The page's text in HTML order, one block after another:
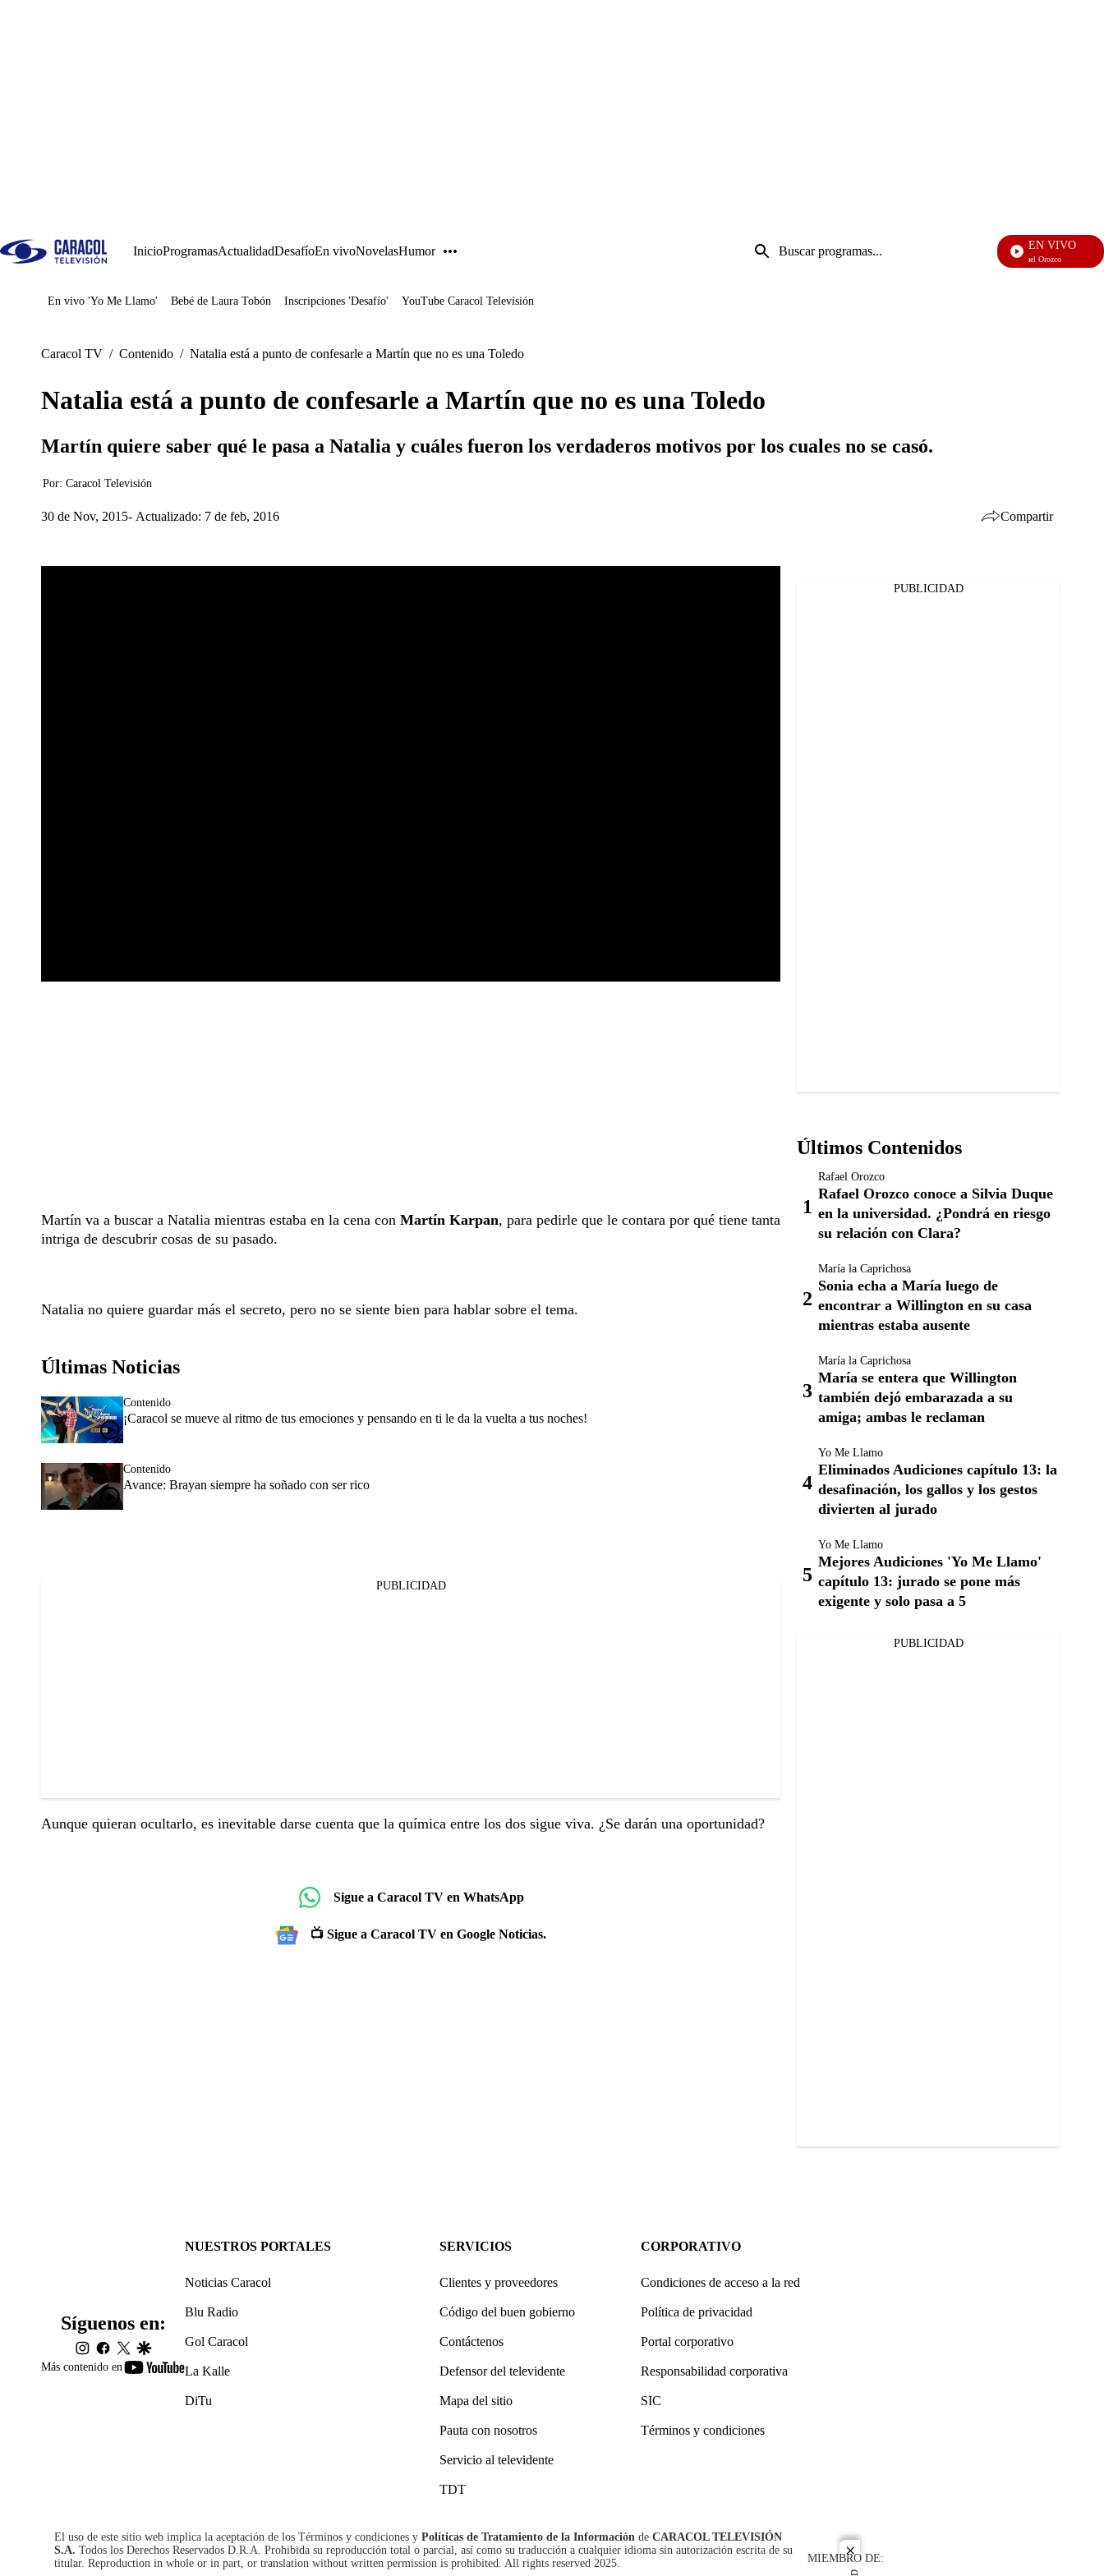
InicioProgramasActualidadDesafíoEn vivoNovelasHumor
Entrada
de
EN VIVO
Rafael Orozco
Juegos
En vivo 'Yo Me Llamo' Bebé de Laura Tobón Inscripciones 'Desafío' YouTube Caracol Televisión
close
Caracol TV / Contenido / Natalia está a punto de confesarle a Martín que no es una Toledo
Natalia está a punto de confesarle a Martín que no es una Toledo
Martín quiere saber qué le pasa a Natalia y cuáles fueron los verdaderos motivos por los cuales no se casó.
Por: Caracol Televisión
30 de Nov, 2015 Actualizado: 7 de feb, 2016 Compartir
Martín va a buscar a Natalia mientras estaba en la cena con Martín Karpan, para pedirle que le contara por qué tiene tanta
intriga de descubrir cosas de su pasado.
Natalia no quiere guardar más el secreto, pero no se siente bien para hablar sobre el tema.
Últimas Noticias
Contenido
¡Caracol se mueve al ritmo de tus emociones y pensando en ti le da la vuelta a tus noches!
Contenido
Avance: Brayan siempre ha soñado con ser rico
PUBLICIDAD
Aunque quieran ocultarlo, es inevitable darse cuenta que la química entre los dos sigue viva. ¿Se darán una oportunidad?
Sigue a Caracol TV en WhatsApp
📺 Sigue a Caracol TV en Google Noticias.
PUBLICIDAD
Últimos Contenidos
Rafael Orozco
Rafael Orozco conoce a Silvia Duque
en la universidad. ¿Pondrá en riesgo
su relación con Clara?
María la Caprichosa
Sonia echa a María luego de
encontrar a Willington en su casa
mientras estaba ausente
María la Caprichosa
María se entera que Willington
también dejó embarazada a su
amiga; ambas le reclaman
Yo Me Llamo
Eliminados Audiciones capítulo 13: la
desafinación, los gallos y los gestos
divierten al jurado
Yo Me Llamo
Mejores Audiciones 'Yo Me Llamo'
capítulo 13: jurado se pone más
exigente y solo pasa a 5
PUBLICIDAD
Más contenido en
youtube-
Síguenos en:
instagram
facebook
twittergoogle
NUESTROS PORTALES
Noticias Caracol
Blu Radio
Gol Caracol
La Kalle
DiTu
SERVICIOS
Clientes y proveedores
Código del buen gobierno
Contáctenos
Defensor del televidente
Mapa del sitio
Pauta con nosotros
Servicio al televidente
TDT
CORPORATIVO
Condiciones de acceso a la red
Política de privacidad
Portal corporativo
Responsabilidad corporativa
SIC
Términos y condiciones
El uso de este sitio web implica la aceptación de los Términos y condiciones y Políticas de Tratamiento de la Información de CARACOL TELEVISIÓN
S.A. Todos los Derechos Reservados D.R.A. Prohibida su reproducción total o parcial, así como su traducción a cualquier idioma sin autorización escrita de su
titular. Reproduction in whole or in part, or translation without written permission is prohibited. All rights reserved 2025.
MIEMBRO DE: